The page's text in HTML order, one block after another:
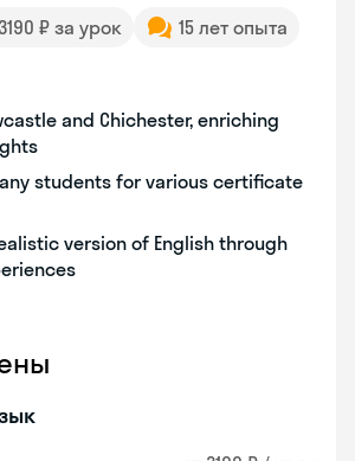
₽ за урок
15 лет опыта
and Chichester, enriching
students for various certificate
version of English through